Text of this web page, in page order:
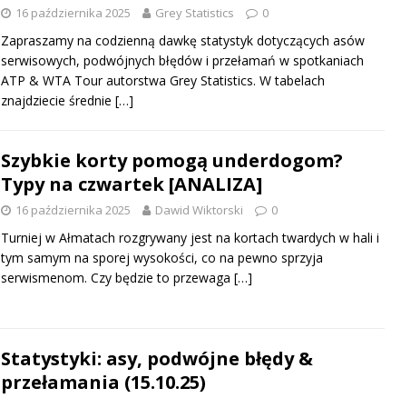
16 października 2025 Grey Statistics 0
Zapraszamy na codzienną dawkę statystyk dotyczących asów
serwisowych, podwójnych błędów i przełamań w spotkaniach
ATP & WTA Tour autorstwa Grey Statistics. W tabelach
znajdziecie średnie […]
Szybkie korty pomogą underdogom?
Typy na czwartek [ANALIZA]
16 października 2025 Dawid Wiktorski 0
Turniej w Ałmatach rozgrywany jest na kortach twardych w hali i
tym samym na sporej wysokości, co na pewno sprzyja
serwismenom. Czy będzie to przewaga […]
Statystyki: asy, podwójne błędy &
przełamania (15.10.25)